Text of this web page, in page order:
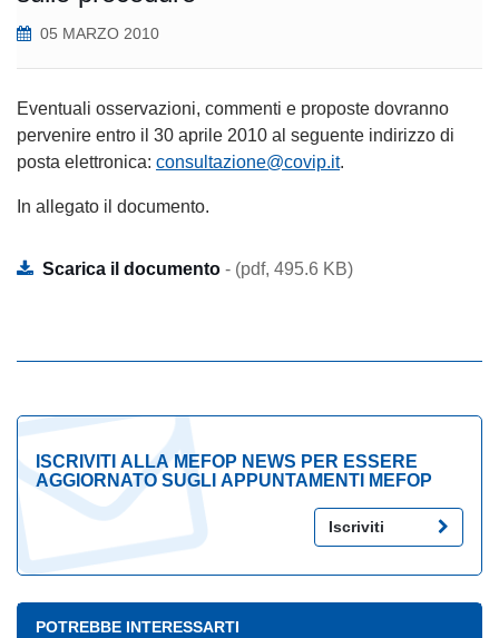
05 MARZO 2010
Eventuali osservazioni, commenti e proposte dovranno
pervenire entro il 30 aprile 2010 al seguente indirizzo di
posta elettronica: consultazione@covip.it.
In allegato il documento.
Scarica il documento - (pdf, 495.6 KB)
ISCRIVITI ALLA MEFOP NEWS PER ESSERE
AGGIORNATO SUGLI APPUNTAMENTI MEFOP
Iscriviti
POTREBBE INTERESSARTI